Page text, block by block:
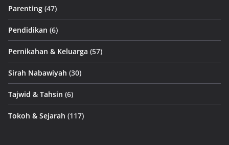
Parenting (47)
Pendidikan (6)
Pernikahan & Keluarga (57)
Sirah Nabawiyah (30)
Tajwid & Tahsin (6)
Tokoh & Sejarah (117)